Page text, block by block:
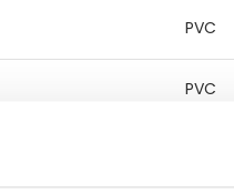
PVC
PVC